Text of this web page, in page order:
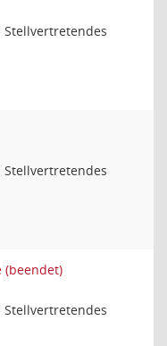
Stellvertretendes
Stellvertretendes
(beendet)
Stellvertretendes